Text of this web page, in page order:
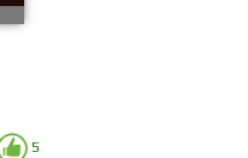
5